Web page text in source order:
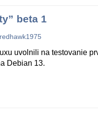
beta 1
redhawk1975
uvolnili na testovanie
Debian 13.